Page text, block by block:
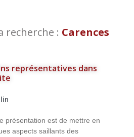
recherche : Carences
représentatives dans
présentation est de mettre en
aspects saillants des